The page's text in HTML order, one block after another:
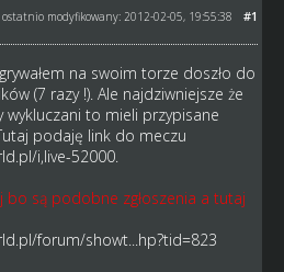
#1
ostatnio modyfikowany: 2012-02-05, 19:55:38
na swoim torze doszło do
(7 razy !). Ale najdziwniejsze że
to mieli przypisane
podaję link do meczu
i,live-52000.
są podobne zgłoszenia a tutaj
forum/showt...hp?tid=823